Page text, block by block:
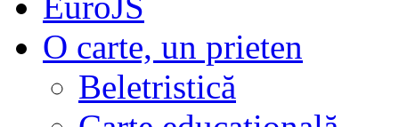
O carte, un prieten
Beletristică